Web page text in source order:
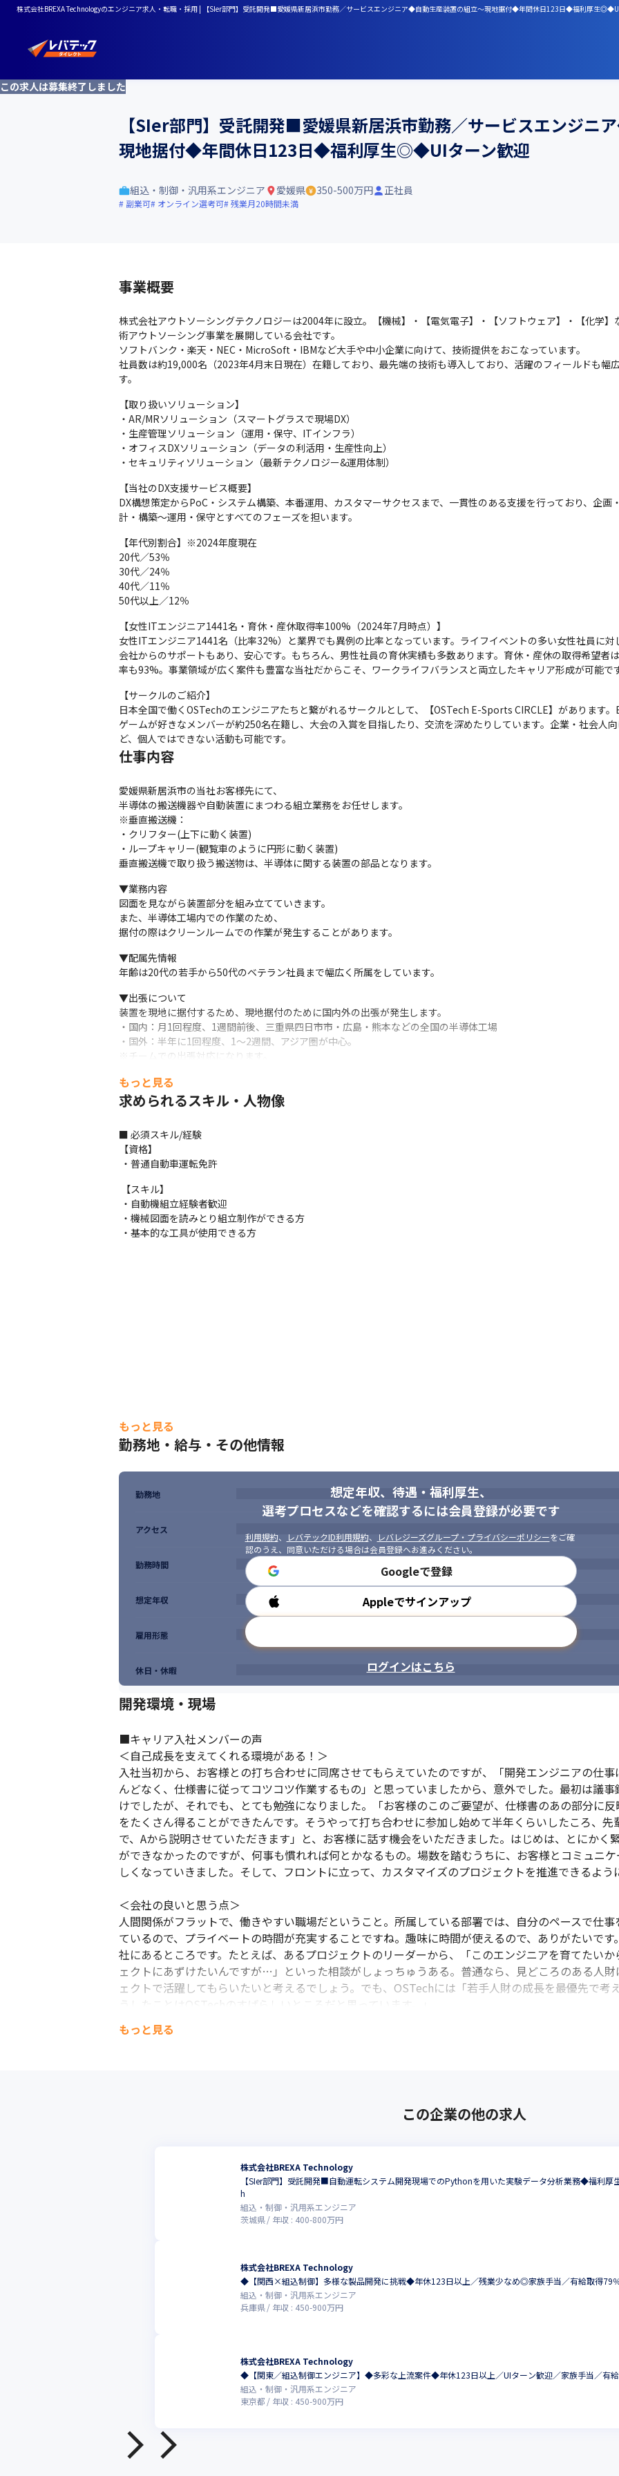
株式会社BREXA Technologyのエンジニア求人・転職・採用 | 【SIer部門】受託開発■愛媛県新居浜市勤務／サービスエンジニア◆自動生産装置の組立～現地据付◆年間休日123日◆福利厚生
この求人は募集終了しました
【SIer部門】受託開発■愛媛県新居浜市勤務／サービスエンジニ
現地据付◆年間休日123日◆福利厚生◎◆UIターン歓迎
組込・制御・汎用系エンジニア 愛媛県 350-500万円 正社員
副業可 オンライン選考可 残業月20時間未満
事業概要
株式会社アウトソーシングテクノロジーは2004年に設立。【機械】・【電気電子】・【ソフトウェア】・【化学
術アウトソーシング事業を展開している会社です。
ソフトバンク・楽天・NEC・MicroSoft・IBMなど大手や中小企業に向けて、技術提供をおこなっています。
社員数は約19,000名（2023年4月末日現在）在籍しており、最先端の技術も導入しており、活躍のフィールドも幅
す。
【取り扱いソリューション】
・AR/MRソリューション（スマートグラスで現場DX）
・生産管理ソリューション（運用・保守、ITインフラ）
・オフィスDXソリューション（データの利活用・生産性向上）
・セキュリティソリューション（最新テクノロジー&運用体制）
【当社のDX支援サービス概要】
DX構想策定からPoC・システム構築、本番運用、カスタマーサクセスまで、一貫性のある支援を行っており、企
計・構築～運用・保守とすべてのフェーズを担います。
【年代別割合】※2024年度現在
20代／53％
30代／24％
40代／11％
50代以上／12％
【女性ITエンジニア1441名・育休・産休取得率100%（2024年7月時点）】
女性ITエンジニア1441名（比率32%）と業界でも異例の比率となっています。ライフイベントの多い女性社員に
会社からのサポートもあり、安心です。もちろん、男性社員の育休実績も多数あります。育休・産休の取得希望者
率も93%。事業領域が広く案件も豊富な当社だからこそ、ワークライフバランスと両立したキャリア形成が可能です
【サークルのご紹介】
日本全国で働くOSTechのエンジニアたちと繋がれるサークルとして、【OSTech E-Sports CIRCLE】があります
ゲームが好きなメンバーが約250名在籍し、大会の入賞を目指したり、交流を深めたりしています。企業・社会人
ど、個人ではできない活動も可能です。
仕事内容
愛媛県新居浜市の当社お客様先にて、
半導体の搬送機器や自動装置にまつわる組立業務をお任せします。
※垂直搬送機：
・クリフター(上下に動く装置)
・ループキャリー(観覧車のように円形に動く装置)
垂直搬送機で取り扱う搬送物は、半導体に関する装置の部品となります。
▼業務内容
図面を見ながら装置部分を組み立てていきます。
また、半導体工場内での作業のため、
据付の際はクリーンルームでの作業が発生することがあります。
▼配属先情報
年齢は20代の若手から50代のベテラン社員まで幅広く所属をしています。
▼出張について
装置を現地に据付するため、現地据付のために国内外の出張が発生します。
・国内：月1回程度、1週間前後、三重県四日市市・広島・熊本などの全国の半導体工場
・国外：半年に1回程度、1～2週間、アジア圏が中心。
※チームでの出張対応になります。
★出張手当あり（国内外対象）
▼キャリアパス
ゆくゆくは改善業務や生産管理、リーダー業務にも携わっていただく機会があります。
【当社について】
ます。
取引実績も半導体、自動車、電子部品の大手メーカーなど多岐にわたるため、
入社後もご自身のキャリアビジョンに合わせてご経験の幅を広げていくことができる環境です。
・Python エンジニア認定基礎試験：16000円
・PHP技術者認定試験上級：27000円
・ITサービスマネージャ試験：36000円…など
もっと見る
求められるスキル・人物像
■ 必須スキル/経験
【資格】
・普通自動車運転免許
・基本的な工具が使用できる方
もっと見る
勤務地・給与・その他情報
想定年収、待遇・福利厚生、
選考プロセスなどを確認するには会員登録が必要です
利用規約、 レバテックID利用規約、 レバレジーズグループ・プライバシーポリシーをご確
認のうえ、同意いただける場合は会員登録へお進みください。
Googleで登録
Appleでサインアップ
ログインはこちら
勤務地
アクセス
勤務時間
想定年収
雇用形態
休日・休暇
開発環境・現場
■キャリア入社メンバーの声
＜自己成長を支えてくれる環境がある！＞
入社当初から、お客様との打ち合わせに同席させてもらえていたのですが、「開発エンジニアの仕
んどなく、仕様書に従ってコツコツ作業するもの」と思っていましたから、意外でした。最初は議
けでしたが、それでも、とても勉強になりました。「お客様のこのご要望が、仕様書のあの部分に
をたくさん得ることができたんです。そうやって打ち合わせに参加し始めて半年くらいしたころ、
で、Aから説明させていただきます」と、お客様に話す機会をいただきました。はじめは、とにかく
ができなかったのですが、何事も慣れれば何とかなるもの。場数を踏むうちに、お客様とコミュニ
しくなっていきました。そして、フロントに立って、カスタマイズのプロジェクトを推進できるよう
＜会社の良いと思う点＞
人間関係がフラットで、働きやすい職場だということ。所属している部署では、自分のペースで仕
ているので、プライベートの時間が充実することですね。趣味に時間が使えるので、ありがたいで
社にあるところです。たとえば、あるプロジェクトのリーダーから、「このエンジニアを育てたい
ェクトにあずけたいんですが…」といった相談がしょっちゅうある。普通なら、見どころのある人
ェクトで活躍してもらいたいと考えるでしょう。でも、OSTechには「若手人財の成長を最優先で考
うしたことはOSTechのすばらしいところだと思っています。」
もっと見る
この企業の他の求人
株式会社BREXA Technology
【SIer部門】受託開発■自動運転システム開発現場でのPythonを用いた実験データ分析業務◆福利
h
組込・制御・汎用系エンジニア
茨城県
年収 : 400-800万円
株式会社BREXA Technology
◆【関西×組込制御】多様な製品開発に挑戦◆年休123日以上／残業少なめ◎家族手当／有給取得79
組込・制御・汎用系エンジニア
兵庫県
年収 : 450-900万円
株式会社BREXA Technology
◆【関東／組込制御エンジニア】◆多彩な上流案件◆年休123日以上／UIターン歓迎／家族手当／有
組込・制御・汎用系エンジニア
東京都
年収 : 450-900万円